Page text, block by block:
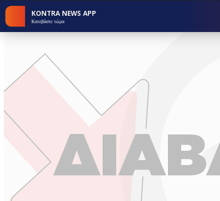
KONTRA NEWS APP
Κατεβάστε τώρα